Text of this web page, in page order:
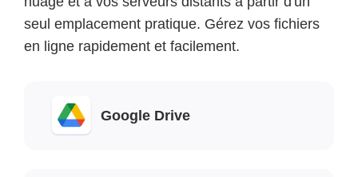
seul emplacement pratique. Gérez vos fichiers
en ligne rapidement et facilement.
Google Drive